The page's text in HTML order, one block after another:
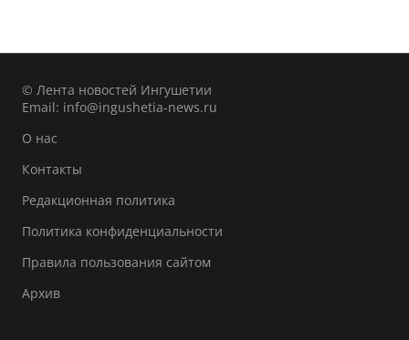
© Лента новостей Ингушетии
Email: info@ingushetia-news.ru
О нас
Контакты
Редакционная политика
Политика конфиденциальности
Правила пользования сайтом
Архив